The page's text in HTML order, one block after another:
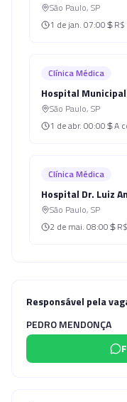
São Paulo, SP
1 de jan. 07:00
Clínica Médica
Hospital Municipal
São Paulo, SP
1 de abr. 00:00 A
Clínica Médica
Hospital Dr. Luiz
São Paulo, SP
2 de mai. 08:00
Responsável pela
PEDRO MENDONÇA